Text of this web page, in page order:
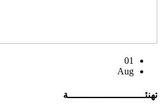
01
Aug
تهنئــــــــــــــــــــــــــة